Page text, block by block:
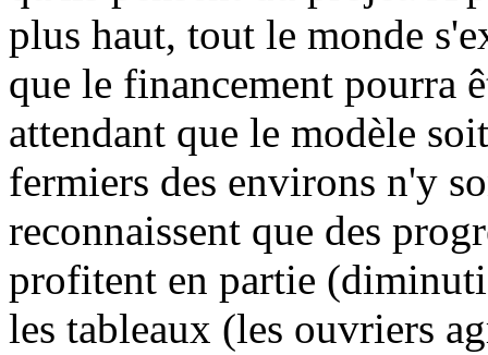
plus haut, tout le monde
que le financement pourra
attendant que le modèle
fermiers des environs n'y
reconnaissent que des
profitent en partie
les tableaux (les ouvriers